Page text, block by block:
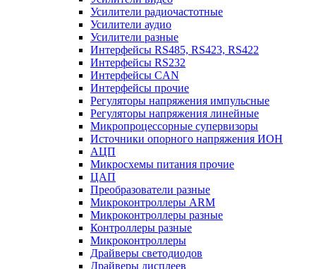
Усилители радиочастотные
Усилители аудио
Усилители разные
Интерфейсы RS485, RS423, RS422
Интерфейсы RS232
Интерфейсы CAN
Интерфейсы прочие
Регуляторы напряжения импульсные
Регуляторы напряжения линейные
Микропроцессорные супервизоры
Источники опорного напряжения ИОН
АЦП
Микросхемы питания прочие
ЦАП
Преобразователи разные
Микроконтроллеры ARM
Микроконтроллеры разные
Контроллеры разные
Микроконтроллеры
Драйверы светодиодов
Драйверы дисплеев